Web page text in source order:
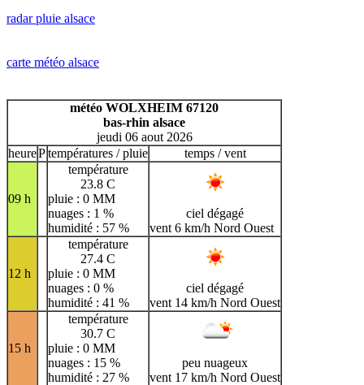
H
I J K L M
N
T
U
V
W X Y Z
radar pluie alsace
carte météo alsace
météo WOLXHEIM 67120
bas-rhin alsace
jeudi 06 aout 2026
heurePtempératures / pluie temps / vent
09 h
température
23.8 C
pluie : 0 MM
nuages : 1 %
humidité : 57 %
ciel dégagé
vent 6 km/h Nord Ouest
12 h
température
27.4 C
pluie : 0 MM
nuages : 0 %
humidité : 41 %
ciel dégagé
vent 14 km/h Nord Ouest
15 h
température
30.7 C
pluie : 0 MM
nuages : 15 %
humidité : 27 %
peu nuageux
vent 17 km/h Nord Ouest